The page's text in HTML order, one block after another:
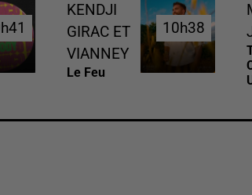
KENDJI
GIRAC ET
VIANNEY
Le Feu
10h38
10h38